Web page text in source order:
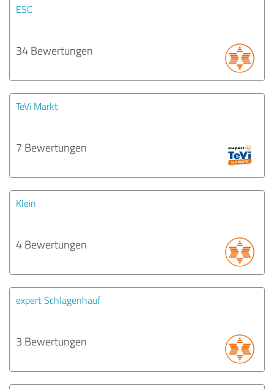
ESC
34 Bewertungen
TeVi Markt
7 Bewertungen
Klein
4 Bewertungen
expert Schlagenhauf
3 Bewertungen